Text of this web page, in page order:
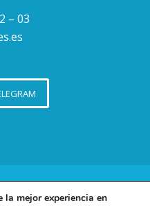
– 03
de Cáceres)
mejor experiencia en